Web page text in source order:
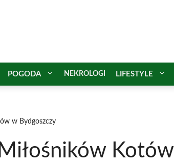
POGODA NEKROLOGI LIFESTYLE
w Bydgoszczy
Kotów